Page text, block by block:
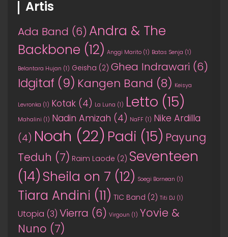
Artis
Ada Band (6) Andra & The
Backbone (12) Anggi Marito (1) Batas Senja (1)
Belantara Hujan (1) Geisha (2) Ghea Indrawari (6)
Idgitaf (9) Kangen Band (8) Keisya
Levronka (1) Kotak (4) La Luna (1) Letto (15)
Mahalini (1) Nadin Amizah (4) NaFF (1) Nike Ardilla
(4) Noah (22) Padi (15) Payung
Teduh (7) Raim Laode (2) Seventeen
(14) Sheila on 7 (12) Soegi Bornean (1)
Tiara Andini (11) TIC Band (2) Titi DJ (1)
Utopia (3) Vierra (6) Virgoun (1) Yovie &
Nuno (7)